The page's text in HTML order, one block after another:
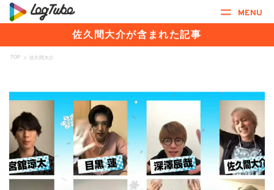
MENU
佐久間大介が含まれた記事
TOP > 佐久間大介